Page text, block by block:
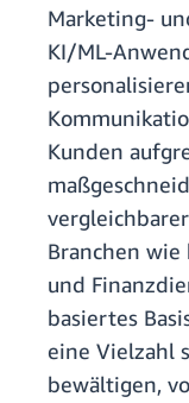
Marketing-
KI/ML-
Kunden
Branchen wie
und
basiertes
eine Vielzahl
bewältigen,